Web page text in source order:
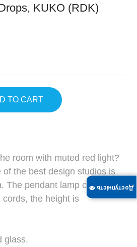
KUKO (RDK)
TO CART
room with muted red light?
of the best design studios is
The pendant lamp consists of
the height is
glass.
Доступність 👁